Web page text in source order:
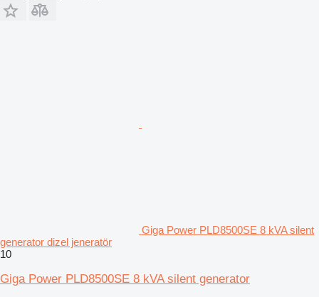
Giga Power PLD8500SE 8 kVA silent
generator dizel jeneratör
10
Giga Power PLD8500SE 8 kVA silent generator